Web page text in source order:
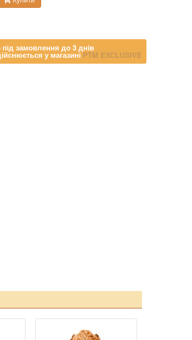
під замовлення до 3 днів
у магазиніPTM EXCLUSIVE